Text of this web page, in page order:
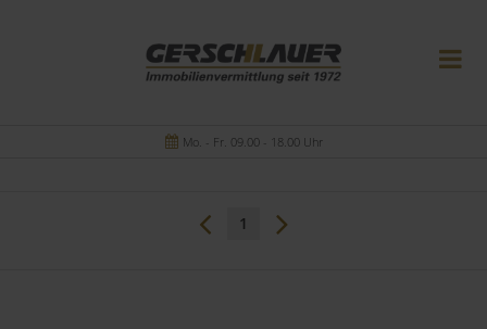
Mo. - Fr. 09.00 - 18.00 Uhr
1